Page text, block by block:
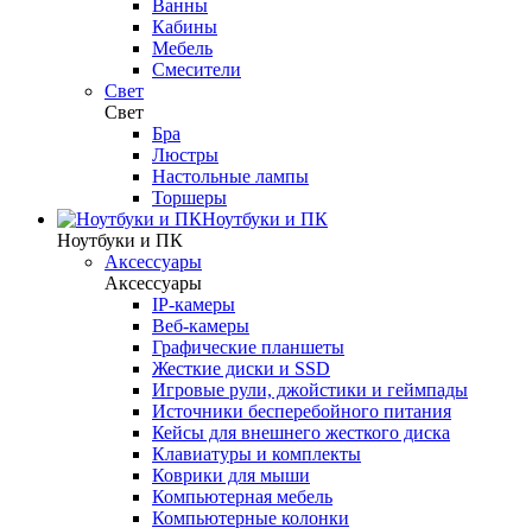
Ванны
Кабины
Мебель
Смесители
Свет
Свет
Бра
Люстры
Настольные лампы
Торшеры
Ноутбуки и ПК
Ноутбуки и ПК
Аксессуары
Аксессуары
IP-камеры
Веб-камеры
Графические планшеты
Жесткие диски и SSD
Игровые рули, джойстики и геймпады
Источники бесперебойного питания
Кейсы для внешнего жесткого диска
Клавиатуры и комплекты
Коврики для мыши
Компьютерная мебель
Компьютерные колонки